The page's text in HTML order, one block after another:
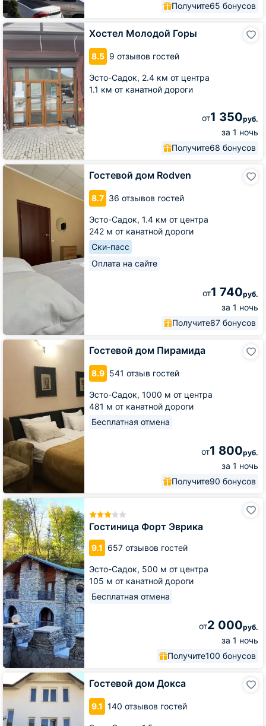
Получите65 бонусов
Хостел Молодой Горы
8.5 9 отзывов гостей
Эсто-Садок, 2.4 км от центра
1.1 км от канатной дороги
от1 350руб.
за 1 ночь
Получите68 бонусов
Хостел
Молодой
Горы
Гостевой дом Rodven
8.7 36 отзывов гостей
Эсто-Садок, 1.4 км от центра
242 м от канатной дороги
Ски-пасс
Оплата на сайте
от1 740руб.
за 1 ночь
Получите87 бонусов
Гостевой
Гостевой дом Пирамида
8.9 541 отзыв гостей
Эсто-Садок, 1000 м от центра
481 м от канатной дороги
Бесплатная отмена
от1 800руб.
за 1 ночь
Получите90 бонусов
Гостевой
Пирамида
Гостиница Форт Эврика
9.1 657 отзывов гостей
Эсто-Садок, 500 м от центра
105 м от канатной дороги
Бесплатная отмена
от2 000руб.
за 1 ночь
Получите100 бонусов
Гостиница
Форт
Эврика
Гостевой дом Докса
9.1 140 отзывов гостей
Гостевой
дом
Докса